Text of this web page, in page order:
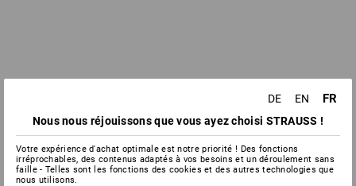
DE EN FR
Nous nous réjouissons que vous ayez choisi STRAUSS !
Votre expérience d'achat optimale est notre priorité ! Des fonctions
irréprochables, des contenus adaptés à vos besoins et un déroulement sans
faille - Telles sont les fonctions des cookies et des autres technologies que
nous utilisons.